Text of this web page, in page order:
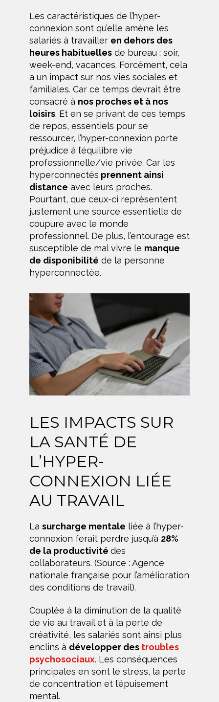
Les caractéristiques de l’hyper-
connexion sont qu’elle amène les
salariés à travailler en dehors des
heures habituelles de bureau : soir,
week-end, vacances. Forcément, cela
a un impact sur nos vies sociales et
familiales. Car ce temps devrait être
consacré à nos proches et à nos
loisirs. Et en se privant de ces temps
de repos, essentiels pour se
ressourcer, l’hyper-connexion porte
préjudice à l’équilibre vie
professionnelle/vie privée. Car les
hyperconnectés prennent ainsi
distance avec leurs proches.
Pourtant, que ceux-ci représentent
justement une source essentielle de
coupure avec le monde
professionnel. De plus, l’entourage est
susceptible de mal vivre le manque
de disponibilité de la personne
hyperconnectée.
LES IMPACTS SUR
LA SANTÉ DE
L’HYPER-
CONNEXION LIÉE
AU TRAVAIL
La surcharge mentale liée à l’hyper-
connexion ferait perdre jusqu’à 28%
de la productivité des
collaborateurs. (Source : Agence
nationale française pour l’amélioration
des conditions de travail).
Couplée à la diminution de la qualité
de vie au travail et à la perte de
créativité, les salariés sont ainsi plus
enclins à développer des troubles
psychosociaux. Les conséquences
principales en sont le stress, la perte
de concentration et l’épuisement
mental.